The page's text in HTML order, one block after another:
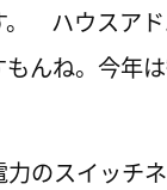
。 ハウスア
んね。今年
のスイッチ